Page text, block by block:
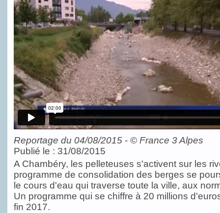
Reportage du 04/08/2015- © France 3 Alpes
Publié le : 31/08/2015
A Chambéry, les pelleteuses s'activent sur les
programme de consolidation des berges se
le cours d'eau qui traverse toute la ville, aux
Un programme qui se chiffre à 20 millions
fin 2017.